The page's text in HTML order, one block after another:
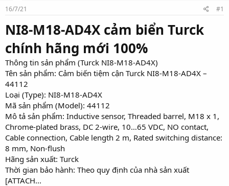
s
t
a
r
t
e
r
16/7/21 #1
NI8-M18-AD4X cảm biển Turck
chính hãng mới 100%
Thông tin sản phẩm (Turck NI8-M18-AD4X)
Tên sản phẩm: Cảm biến tiệm cận Turck NI8-M18-AD4X –
44112
Loại (Type): NI8-M18-AD4X
Mã sản phẩm (Model): 44112
Mô tả sản phẩm: Inductive sensor, Threaded barrel, M18 x 1,
Chrome-plated brass, DC 2-wire, 10…65 VDC, NO contact,
Cable connection, Cable length 2 m, Rated switching distance:
8 mm, Non-flush
Hãng sản xuất: Turck
Thời gian bảo hành: Theo quy định của nhà sản xuất
[ATTACH...